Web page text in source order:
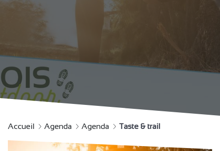
Accueil Agenda Agenda Taste & trail